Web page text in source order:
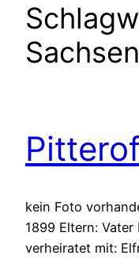
kein Foto
1899 Eltern:
verheiratet mit: